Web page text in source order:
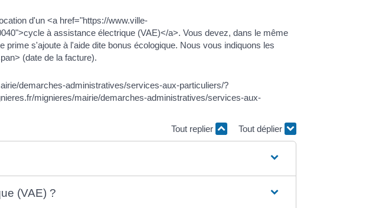
d'un <a href="https://www.ville-
à assistance électrique (VAE)</a>. Vous devez, dans le même
s'ajoute à l'aide dite bonus écologique. Nous vous indiquons les
(date de la facture).
demarches-administratives/services-aux-particuliers/?
mignieres/mairie/demarches-administratives/services-aux-
Tout replier
Tout déplier
(VAE) ?